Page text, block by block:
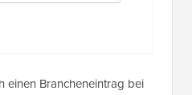
einen Brancheneintrag bei